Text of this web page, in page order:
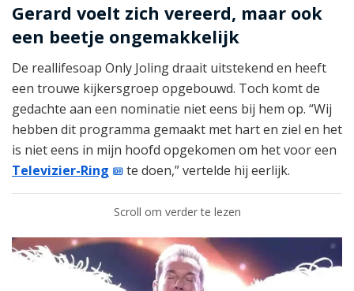
Gerard voelt zich vereerd, maar ook
een beetje ongemakkelijk
De reallifesoap Only Joling draait uitstekend en heeft
een trouwe kijkersgroep opgebouwd. Toch komt de
gedachte aan een nominatie niet eens bij hem op. “Wij
hebben dit programma gemaakt met hart en ziel en het
is niet eens in mijn hoofd opgekomen om het voor een
Televizier-Ring
te doen,” vertelde hij eerlijk.
Scroll om verder te lezen